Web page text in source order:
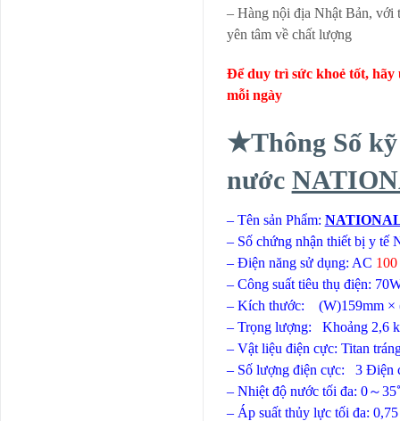
– Hàng nội địa Nhật Bản, với
yên tâm về chất lượng
Ðể duy trì sức khoẻ tốt,
mỗi ngày
★Thông Số
nước
– Tên sản Phẩm:
– Số chứng nhận thiết bị y
– Điện năng sử dụng: AC
– Công suất tiêu thụ điện:
– Kích thước: (W)159mm ×
– Trọng lượng: Khoảng 2,6
– Vật liệu điện cực: Titan
– Số lượng điện cực: 3 Điện
– Nhiệt độ nước tối đa: 0～
– Áp suất thủy lực tối đa: